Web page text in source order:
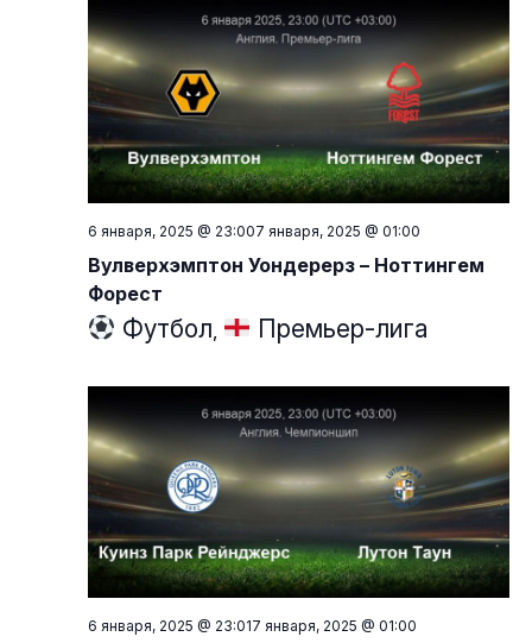
6 января, 2025 @ 23:007 января, 2025 @ 01:00
Вулверхэмптон Уондерерз – Ноттингем
Форест
Футбол, Премьер-лига
6 января, 2025 @ 23:017 января, 2025 @ 01:00